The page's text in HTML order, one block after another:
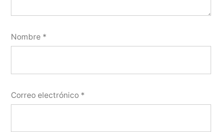
Nombre *
Correo electrónico *